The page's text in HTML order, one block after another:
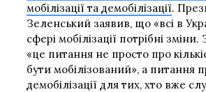
мобілізації та демобілізації.
Зеленський заявив, що «всі в
сфері мобілізації потрібні
«це питання не просто про
бути мобілізований», а питання
демобілізації для тих, хто вже